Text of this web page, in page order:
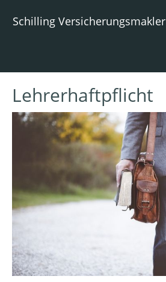
Schilling Versicherungsmakler
Lehrerhaftpflicht